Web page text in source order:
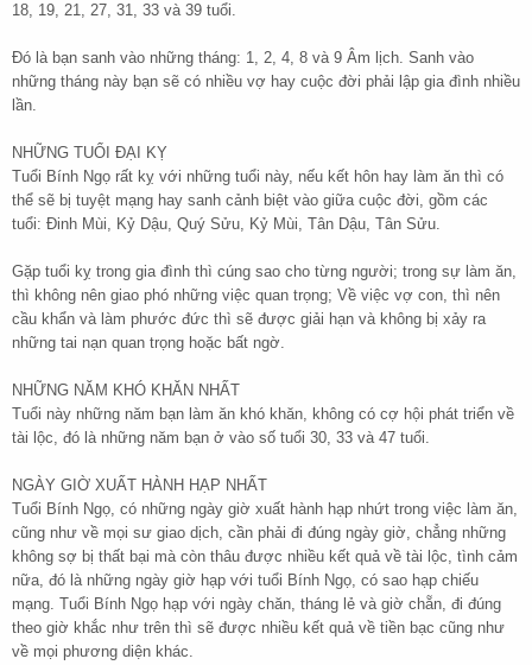
18, 19, 21, 27, 31, 33 và 39 tuổi.
Đó là bạn sanh vào những tháng: 1, 2, 4, 8 và 9 Âm lịch. Sanh vào
những tháng này bạn sẽ có nhiều vợ hay cuộc đời phải lập gia đình nhiều
lần.
NHỮNG TUỔI ĐẠI KỴ
Tuổi Bính Ngọ rất kỵ với những tuổi này, nếu kết hôn hay làm ăn thì có
thể sẽ bị tuyệt mạng hay sanh cảnh biệt vào giữa cuộc đời, gồm các
tuổi: Đinh Mùi, Kỷ Dậu, Quý Sửu, Kỷ Mùi, Tân Dậu, Tân Sửu.
Gặp tuổi kỵ trong gia đình thì cúng sao cho từng người; trong sự làm ăn,
thì không nên giao phó những việc quan trọng; Về việc vợ con, thì nên
cầu khẩn và làm phước đức thì sẽ được giải hạn và không bị xảy ra
những tai nạn quan trọng hoặc bất ngờ.
NHỮNG NĂM KHÓ KHĂN NHẤT
Tuổi này những năm bạn làm ăn khó khăn, không có cợ hội phát triển về
tài lộc, đó là những năm bạn ở vào số tuổi 30, 33 và 47 tuổi.
NGÀY GIỜ XUẤT HÀNH HẠP NHẤT
Tuổi Bính Ngọ, có những ngày giờ xuất hành hạp nhứt trong việc làm ăn,
cũng như về mọi sư giao dịch, cần phải đi đúng ngày giờ, chẳng những
không sợ bị thất bại mà còn thâu được nhiều kết quả về tài lộc, tình cảm
nữa, đó là những ngày giờ hạp với tuổi Bính Ngọ, có sao hạp chiếu
mạng. Tuổi Bính Ngọ hạp với ngày chăn, tháng lẻ và giờ chẵn, đi đúng
theo giờ khắc như trên thì sẽ được nhiều kết quả về tiền bạc cũng như
về mọi phương diện khác.